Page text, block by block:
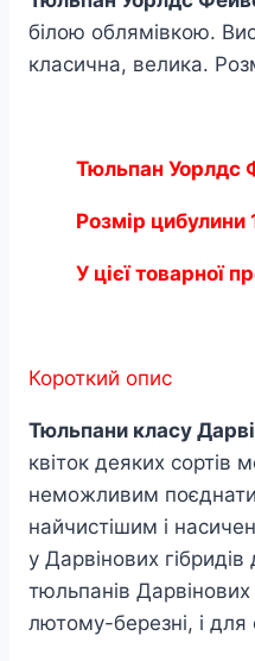
білою облямівкою.
класична, велика.
Тюльпан Уорлдс
Розмір цибулини
У цієї товарної
Короткий опис
Тюльпани класу
квіток деяких
неможливим поєднати
найчистішим і
у Дарвінових
тюльпанів
лютому-березні, і для